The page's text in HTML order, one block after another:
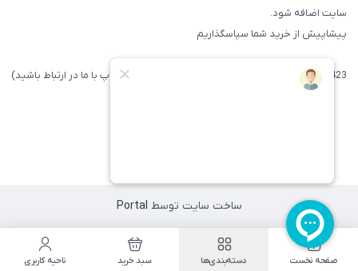
سایت اضافه شود.
پیشاپیش از خرید شما سپاسگذاریم
09371742423 (لطفا فقط پیامک داده و یا از طریق واتساپ با ما در ارتباط باشید)
ساخت سایت توسط Portal
صفحه نخست دسته‌بندی‌ها سبد خرید ناحیه کاربری